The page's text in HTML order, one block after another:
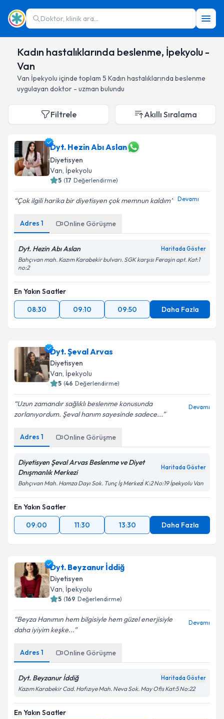
Doktor, klinik ara...
Kadın hastalıklarında beslenme, İpekyolu -
Van
Van İpekyolu içinde toplam 5 Kadın hastalıklarında beslenme
uygulayan doktor - uzman bulundu
Filtrele Akıllı Sıralama
Dyt. Hezin Abı Aslan
Diyetisyen
Van, İpekyolu
5 (17 Değerlendirme)
Çok ilgili harika bir diyetisyen çok memnun kaldım Devamı
Adres 1 Online Görüşme
Dyt. Hezin Abı Aslan Haritada Göster
Bahçıvan mah. Kazım Karabekir bulvarı. SGK karşısı Feraşin apt. Kat:1
no:2
En Yakın Saatler
08:30
09:10 09:50 Daha Fazla
Dyt. Şeval Arvas
Diyetisyen
Van, İpekyolu
5 (46 Değerlendirme)
Uzun zamandır sağlıklı beslenme konusunda
zorlanıyordum. Şeval hanım sayesinde sadece...
Devamı
Adres 1 Online Görüşme
Diyetisyen Şeval Arvas Beslenme ve Diyet
Dnışmanlık Merkezi
Haritada Göster
Bahçıvan Mah. Hamza Dayı Sok. Tunç İş Merkezi̇ K:2 No:19 İpekyolu Van
En Yakın Saatler
09:00
11:30 13:30 Daha Fazla
Dyt. Beyzanur İddiğ
Diyetisyen
Van, İpekyolu
5 (169 Değerlendirme)
Beyza Hanımın hem bilgisiyle hem güzel enerjisiyle
daha iyiyim keşke...
Devamı
Adres 1 Online Görüşme
Dyt. Beyzanur İddiğ Haritada Göster
Kazım Karabekir Cad. Hafızıye Mah. Neva Sok. May Ofis Kat:5 No:22
En Yakın Saatler